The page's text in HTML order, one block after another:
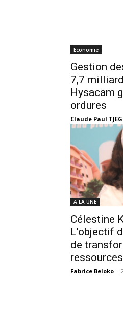
Economie
Gestion
7,7
Hysacam
ordures
Claude Paul TJEG
A LA UNE
Célestine
L’objectif
de
Fabrice Beloko -